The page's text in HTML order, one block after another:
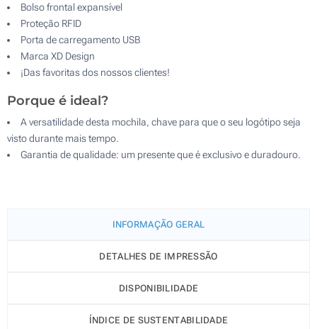
Bolso frontal expansível
Proteção RFID
Porta de carregamento USB
Marca XD Design
¡Das favoritas dos nossos clientes!
Porque é ideal?
A versatilidade desta mochila, chave para que o seu logótipo seja
visto durante mais tempo.
Garantia de qualidade: um presente que é exclusivo e duradouro.
INFORMAÇÃO GERAL
DETALHES DE IMPRESSÃO
DISPONIBILIDADE
ÍNDICE DE SUSTENTABILIDADE